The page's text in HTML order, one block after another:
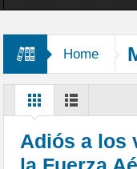
Home
Adiós a los